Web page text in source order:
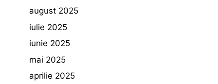
august 2025
iulie 2025
iunie 2025
mai 2025
aprilie 2025